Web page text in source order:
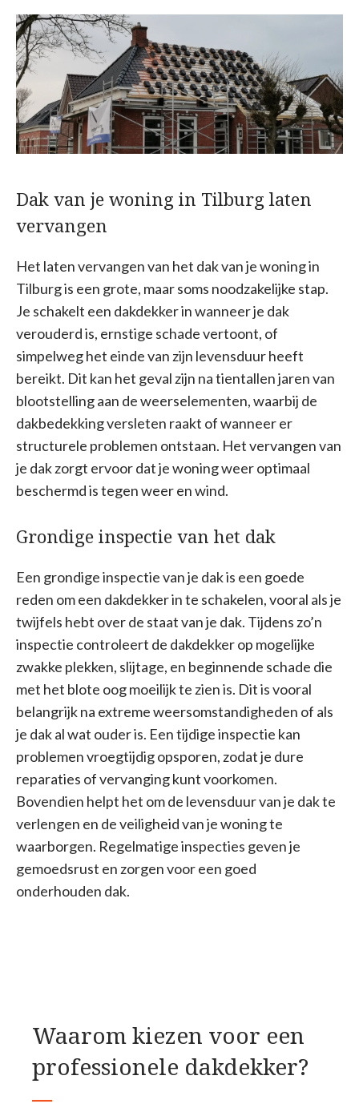
Dak van je woning in Tilburg laten
vervangen
Het laten vervangen van het dak van je woning in
Tilburg is een grote, maar soms noodzakelijke stap.
Je schakelt een dakdekker in wanneer je dak
verouderd is, ernstige schade vertoont, of
simpelweg het einde van zijn levensduur heeft
bereikt. Dit kan het geval zijn na tientallen jaren van
blootstelling aan de weerselementen, waarbij de
dakbedekking versleten raakt of wanneer er
structurele problemen ontstaan. Het vervangen van
je dak zorgt ervoor dat je woning weer optimaal
beschermd is tegen weer en wind.
Grondige inspectie van het dak
Een grondige inspectie van je dak is een goede
reden om een dakdekker in te schakelen, vooral als je
twijfels hebt over de staat van je dak. Tijdens zo’n
inspectie controleert de dakdekker op mogelijke
zwakke plekken, slijtage, en beginnende schade die
met het blote oog moeilijk te zien is. Dit is vooral
belangrijk na extreme weersomstandigheden of als
je dak al wat ouder is. Een tijdige inspectie kan
problemen vroegtijdig opsporen, zodat je dure
reparaties of vervanging kunt voorkomen.
Bovendien helpt het om de levensduur van je dak te
verlengen en de veiligheid van je woning te
waarborgen. Regelmatige inspecties geven je
gemoedsrust en zorgen voor een goed
onderhouden dak.
Waarom kiezen voor een
professionele dakdekker?